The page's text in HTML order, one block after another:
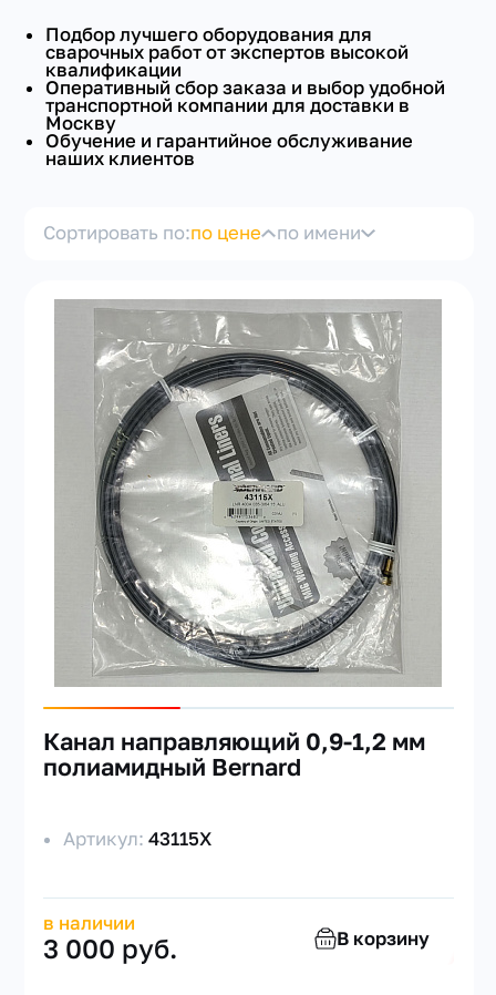
заказать звонок
Подбор лучшего оборудования для
сварочных работ от экспертов высокой
квалификации
Оперативный сбор заказа и выбор удобной
транспортной компании для доставки в
Москву
Обучение и гарантийное обслуживание
наших клиентов
Сортировать по:по цене по имени
Канал направляющий 0,9-1,2 мм
полиамидный Bernard
Артикул:43115X
в наличии
3 000 руб. В корзину